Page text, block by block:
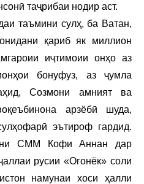
таҷрибаи нодир аст.
таъмини сулҳ, ба Ватан,
қариб як миллион
иҷтимоии онҳо аз
бонуфуз, аз ҷумла
Созмони амният ва
арзёбӣ шуда,
эътироф гардид.
СММ Кофи Аннан дар
русии «Огонёк» соли
намунаи хоси ҳалли